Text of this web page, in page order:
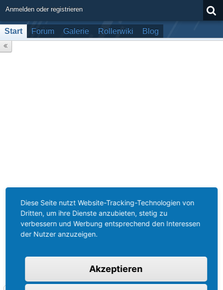
Anmelden oder registrieren
Start Forum Galerie Rollerwiki Blog
Diese Seite nutzt Website-Tracking-Technologien von
Dritten, um ihre Dienste anzubieten, stetig zu
verbessern und Werbung entsprechend den Interessen
der Nutzer anzuzeigen.
Akzeptieren